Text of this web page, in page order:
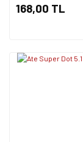
168,00 TL